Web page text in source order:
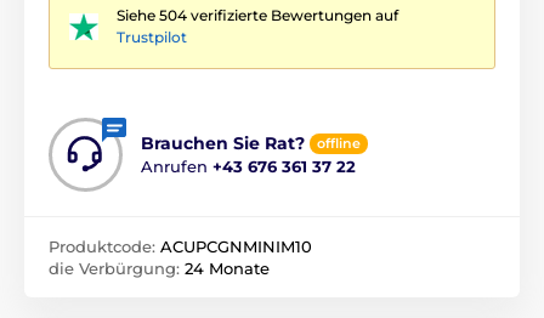
Siehe 504 verifizierte Bewertungen auf
Trustpilot
Brauchen Sie Rat? offline
Anrufen +43 676 361 37 22
Produktcode: ACUPCGNMINIM10
die Verbürgung: 24 Monate